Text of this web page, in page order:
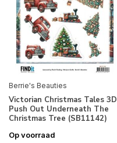
Berrie's Beauties
Victorian Christmas Tales 3D
Push Out Underneath The
Christmas Tree (SB11142)
Op voorraad